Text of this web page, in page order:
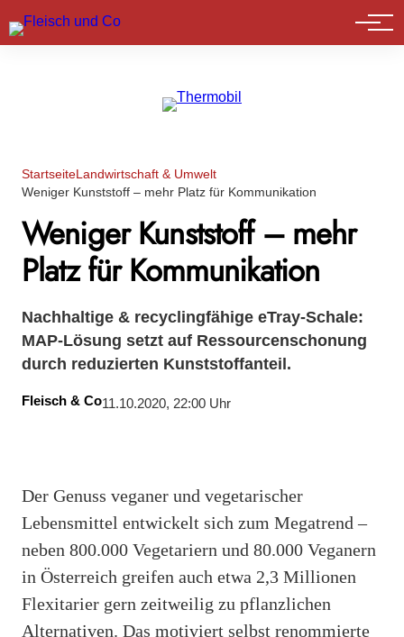
Marktführer
StartseiteLandwirtschaft & Umwelt
Weniger Kunststoff – mehr Platz für Kommunikation
Weniger Kunststoff – mehr
Platz für Kommunikation
Nachhaltige & recyclingfähige eTray-Schale:
MAP-Lösung setzt auf Ressourcenschonung
durch reduzierten Kunststoffanteil.
Fleisch & Co11.10.2020, 22:00 Uhr
Der Genuss veganer und vegetarischer
Lebensmittel entwickelt sich zum Megatrend –
neben 800.000 Vegetariern und 80.000 Veganern
in Österreich greifen auch etwa 2,3 Millionen
Flexitarier gern zeitweilig zu pflanzlichen
Alternativen. Das motiviert selbst renommierte